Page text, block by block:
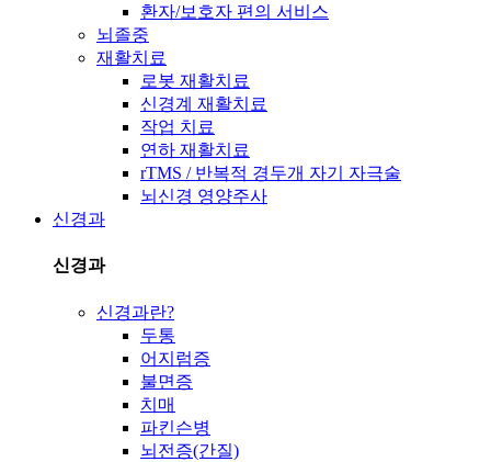
환자/보호자 편의 서비스
뇌졸중
재활치료
로봇 재활치료
신경계 재활치료
작업 치료
연하 재활치료
rTMS / 반복적 경두개 자기 자극술
뇌신경 영양주사
신경과
신경과
신경과란?
두통
어지럼증
불면증
치매
파킨슨병
뇌전증(간질)